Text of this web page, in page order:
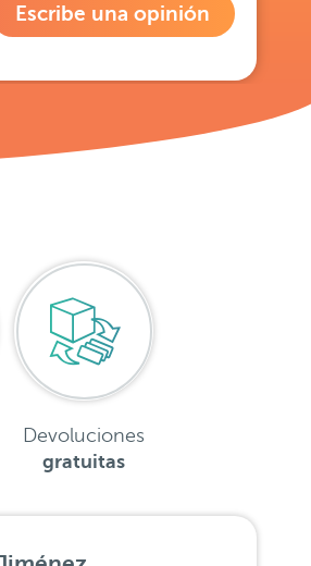
Escribe una opinión
Devoluciones
gratuitas